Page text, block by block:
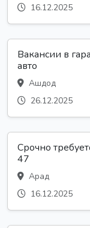
16.12.2025
Вакансии в
авто
Ашдод
26.12.2025
Срочно
47
Арад
16.12.2025